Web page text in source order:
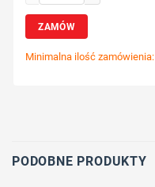
ZAMÓW
Minimalna ilość zamówienia:
PODOBNE PRODUKTY